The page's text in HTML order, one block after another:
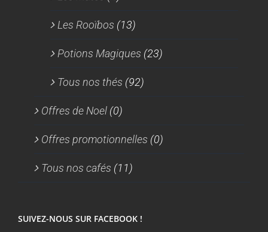
Les Rooïbos (13)
Potions Magiques (23)
Tous nos thés (92)
Offres de Noel (0)
Offres promotionnelles (0)
Tous nos cafés (11)
SUIVEZ-NOUS SUR FACEBOOK !